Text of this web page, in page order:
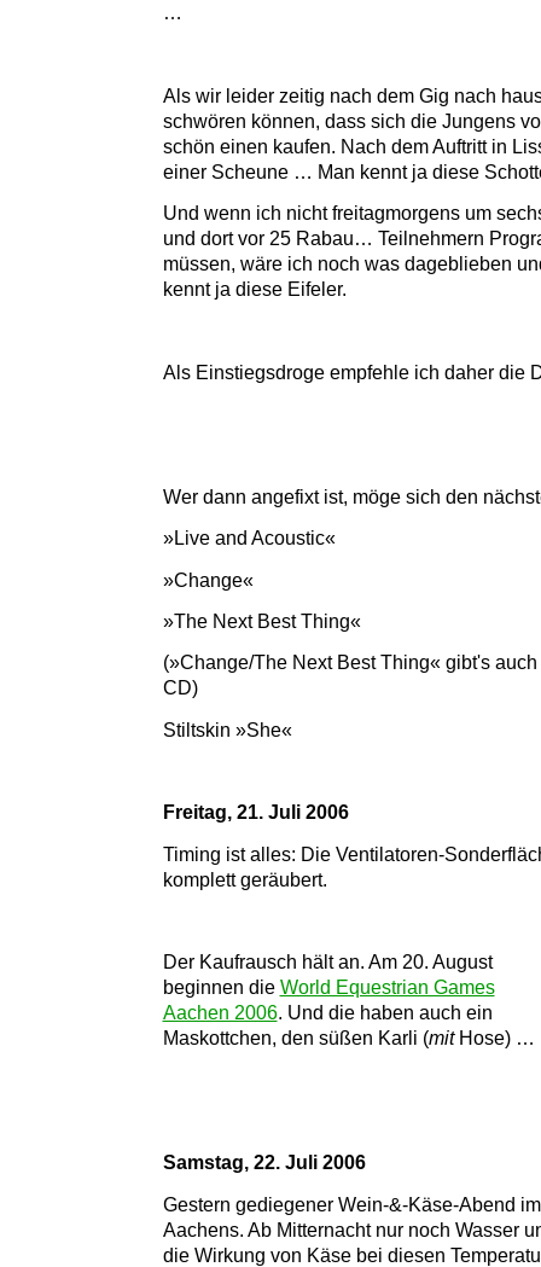
…
Als wir leider zeitig nach dem Gig nach
schwören können, dass sich die Jungens
schön einen kaufen. Nach dem Auftritt in
einer Scheune … Man kennt ja diese
Und wenn ich nicht freitagmorgens um
und dort vor 25 Rabau… Teilnehmern
müssen, wäre ich noch was dageblieben
kennt ja diese Eifeler.
Als Einstiegsdroge empfehle ich daher die
Wer dann angefixt ist, möge sich den
»Live and Acoustic«
»Change«
»The Next Best Thing«
(»Change/The Next Best Thing« gibt's
CD)
Stiltskin »She«
Freitag, 21. Juli 2006
Timing ist alles: Die Ventilatoren-
komplett geräubert.
Der Kaufrausch hält an. Am 20. August
beginnen die World Equestrian Games
Aachen 2006. Und die haben auch ein
Maskottchen, den süßen Karli (mitHose) …
Samstag, 22. Juli 2006
Gestern gediegener Wein-&-Käse-Abend
Aachens. Ab Mitternacht nur noch Wasser
die Wirkung von Käse bei diesen